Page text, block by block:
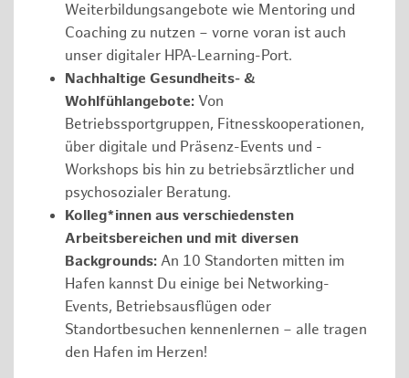
Weiterbildungsangebote wie Mentoring und
Coaching zu nutzen – vorne voran ist auch
unser digitaler HPA-Learning-Port.
Nachhaltige Gesundheits- &
Wohlfühlangebote: Von
Betriebssportgruppen, Fitnesskooperationen,
über digitale und Präsenz-Events und -
Workshops bis hin zu betriebsärztlicher und
psychosozialer Beratung.
Kolleg*innen aus verschiedensten
Arbeitsbereichen und mit diversen
Backgrounds: An 10 Standorten mitten im
Hafen kannst Du einige bei Networking-
Events, Betriebsausflügen oder
Standortbesuchen kennenlernen – alle tragen
den Hafen im Herzen!